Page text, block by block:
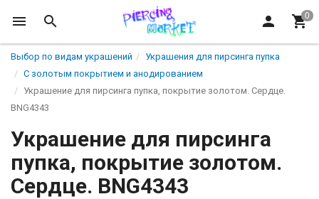
Выбор по видам украшений
Украшения для пирсинга пупка
С золотым покрытием и анодированием
Украшение для пирсинга пупка, покрытие золотом. Сердце.
BNG4343
Украшение для пирсинга
пупка, покрытие золотом.
Сердце. BNG4343